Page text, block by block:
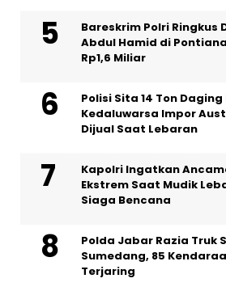
Bareskrim Polri Ringkus
Abdul Hamid di
Rp1,6 Miliar
Polisi Sita 14 Ton
Kedaluwarsa Impor
Dijual Saat Lebaran
Kapolri Ingatkan
Ekstrem Saat Mudik
Siaga Bencana
Polda Jabar Razia Truk
Sumedang, 85
Terjaring